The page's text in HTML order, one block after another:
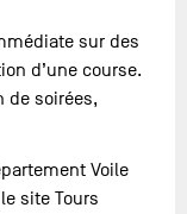
sur des
d’une course.
de soirées,
Voile
site Tours